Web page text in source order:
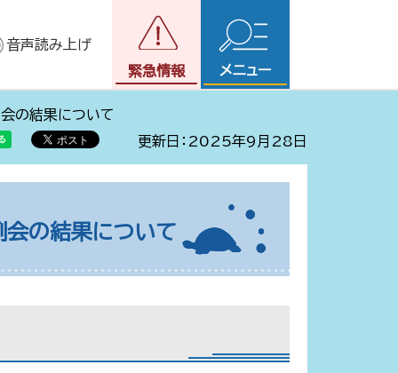
音声読み上げ
緊急情報
メニュー
の結果について
更新日：2025年9月28日
の結果について